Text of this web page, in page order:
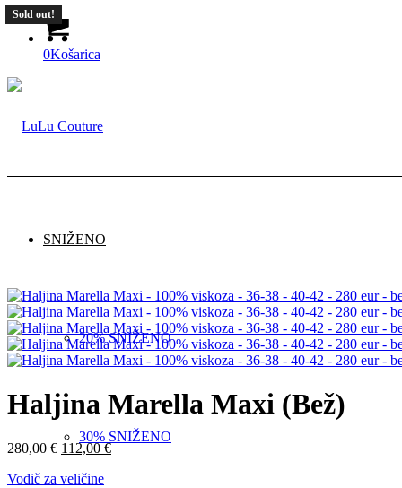
0Košarica
SNIŽENO
20% SNIŽENO
30% SNIŽENO
Sold out!
Haljina Marella Maxi (Bež)
280,00€ Izvorna
bila
112,00€Trenutna
Vodič za veličine